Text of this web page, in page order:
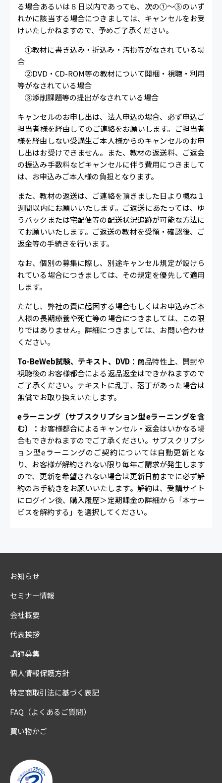
る場合あるいは８日以内であっても、次の①～③のいず
れかに該当する場合につきましては、キャンセルをお受
けいたしかねますので、予めご了承ください。
①教材に書き込み・折込み・汚損等がなされている場
合
②DVD・CD-ROM等の教材について開梱・視聴・利用
等がなされている場合
③添削課題等の提出がなされている場合
キャンセルのお申し出は、法人申込の場合、必ず申込ご
担当者様を経由してのご連絡をお願いします。ご担当者
様を経由しない受講生ご本人様からのキャンセルのお申
し出はお受けできません。また、教材の返送料、ご返金
の振込み手数料などキャンセルに伴う費用につきまして
は、お申込みご本人様の負担となります。
また、教材の返送は、ご連絡を頂きました日より概ね１
週間以内にお願いいたします。ご返送にあたっては、ゆ
うパックまたは宅配便等の配送状況追跡が可能な方法に
てお願いいたします。ご返送の教材を受領・確認後、ご
返金等の手続きを行います。
なお、個別の募集に際し、別途キャンセル規定が設けら
れている場合につきましては、その規定を優先して適用
します。
ただし、弊社の責に起因する場合もしくはお申込みご本
人様の長期療養や死亡等の場合につきましては、この限
りではありません。詳細につきましては、お問い合わせ
ください。
To-BeWeb試験、テキスト、DVD： 商品特性上、開封や
視聴後のお客様都合による返品返金はできかねますので
ご了承ください。テキストに乱丁、落丁があった場合は
無償でお取り換えいたします。
eラーニング（サブスクリプション型eラーニングを含
む）： お客様都合によるキャンセル・返金はいかなる場
合もできかねますのでご了承ください。サブスクリプシ
ョン型eラーニングのご契約については自動更新とな
り、お客様が解約されない限り毎年ご請求が発生します
ので、更新を希望されない場合は更新日前までに必ず解
約のお手続きをお願いいたします。解約は、受講サイト
にログイン後、購入履歴＞定期課金の詳細から「本サー
ビスを解約する」を選択してください。
お知らせ
セミナー情報
会社概要
代表挨拶
講師募集
個人情報保護方針
特定商取引法に基づく表記
FAQ（よくあるご質問）
買い物かご